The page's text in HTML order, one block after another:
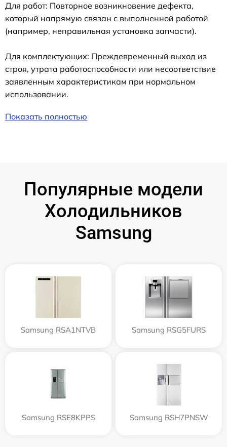
Для работ: Повторное возникновение дефекта,
который напрямую связан с выполненной работой
(например, неправильная установка запчасти).
Для комплектующих: Преждевременный выход из
строя, утрата работоспособности или несоответствие
заявленным характеристикам при нормальном
использовании.
Показать полностью
Популярные модели
Холодильников
Samsung
Samsung RSA1NTVB Samsung RSG5FURS
Samsung RSE8KPPS Samsung RSH7PNSW